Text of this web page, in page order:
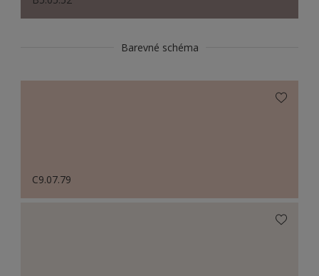
Barevné schéma
C9.07.79